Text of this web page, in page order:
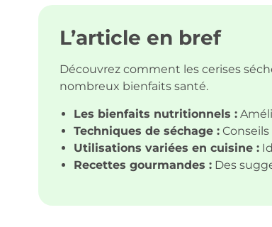
L’article en bref
Découvrez comment les cerises
nombreux bienfaits santé.
Les bienfaits nutritionnels :
Techniques de séchage :Conseils
Utilisations variées en cuisine :
Recettes gourmandes :Des